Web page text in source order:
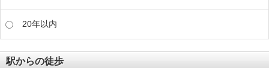
20年以内
駅からの徒歩